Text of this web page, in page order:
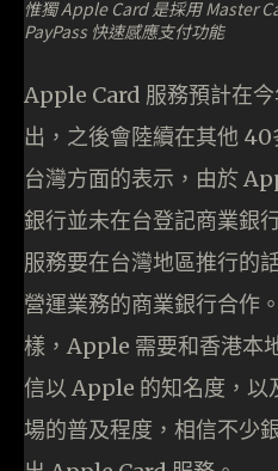
惟獨 Apple Card 是採用 Master
PayPass 快速感應支付功能
Apple Card 服務預計在
出，之後會陸續在其他
台灣方面的表示，由於
銀行並未在台登記商業銀
服務要在台灣地區推行的
營運業務的商業銀行合作
樣，Apple 需要和香港本
信以 Apple 的知名度，以
場的普及程度，相信不少